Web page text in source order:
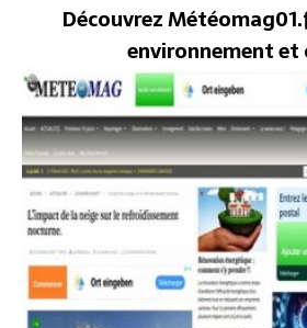
Découvrez
environnement et